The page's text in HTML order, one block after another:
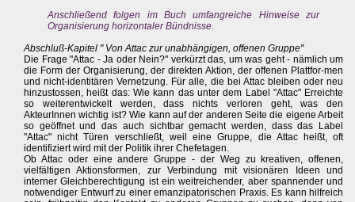
Anschließend folgen im Buch umfangreiche Hinweise zur
Organisierung horizontaler Bündnisse.
Abschluß-Kapitel " Von Attac zur unabhängigen, offenen Gruppe"
Die Frage "Attac - Ja oder Nein?" verkürzt das, um was geht - nämlich um
die Form der Organisierung, der direkten Aktion, der offenen Plattfor-men
und nicht-identitären Vernetzung. Für alle, die bei Attac bleiben oder neu
hinzustossen, heißt das: Wie kann das unter dem Label "Attac" Erreichte
so weiterentwickelt werden, dass nichts verloren geht, was den
AkteurInnen wichtig ist? Wie kann auf der anderen Seite die eigene Arbeit
so geöffnet und das auch sichtbar gemacht werden, dass das Label
"Attac" nicht Türen verschließt, weil eine Gruppe, die Attac heißt, oft
identifiziert wird mit der Politik ihrer Chefetagen.
Ob Attac oder eine andere Gruppe - der Weg zu kreativen, offenen,
vielfältigen Aktionsformen, zur Verbindung mit visionären Ideen und
interner Gleichberechtigung ist ein weitreichender, aber spannender und
notwendiger Entwurf zu einer emanzipatorischen Praxis. Es kann hilfreich